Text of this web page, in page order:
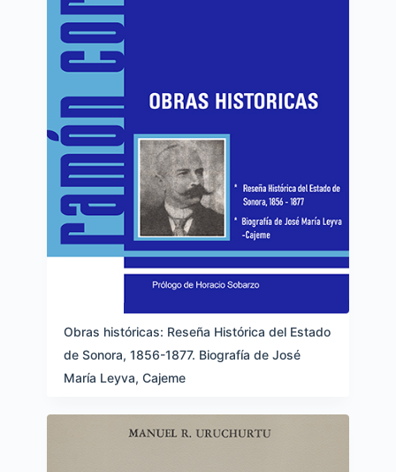
Obras históricas: Reseña Histórica del Estado
de Sonora, 1856-1877. Biografía de José
María Leyva, Cajeme